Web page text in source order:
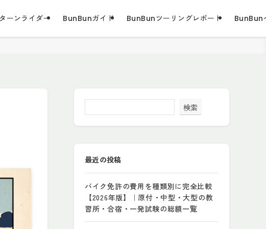
ーンライダー BunBunガイド BunBunツーリングレポート BunBun
検索
最近の投稿
バイク免許の費用を種類別に完全比較
【2026年版】｜原付・中型・大型の教
習所・合宿・一発試験の総額一覧